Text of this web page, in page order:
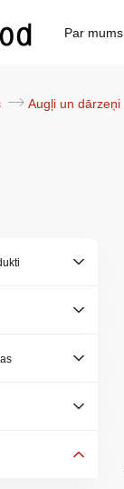
Par mums
Augļi un dārzeņi